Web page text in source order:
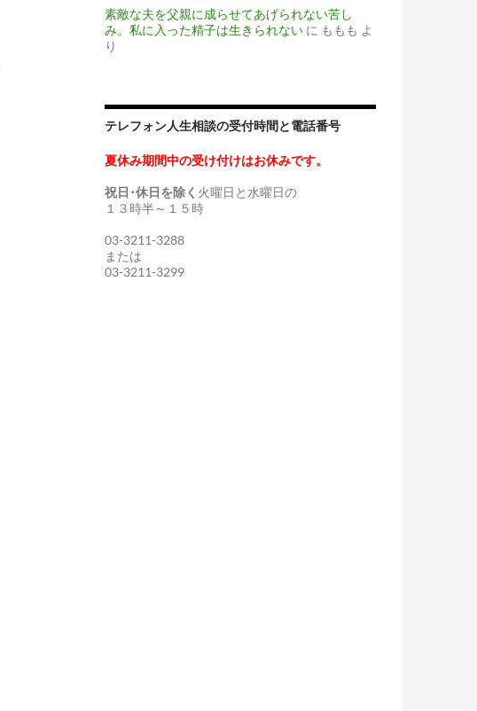
素敵な夫を父親に成らせてあげられない苦し
み。私に入った精子は生きられない に ももも よ
り
テレフォン人生相談の受付時間と電話番号
夏休み期間中の受け付けはお休みです。
祝日･休日を除く 火曜日と水曜日の
１３時半～１５時
03-3211-3288
または
03-3211-3299